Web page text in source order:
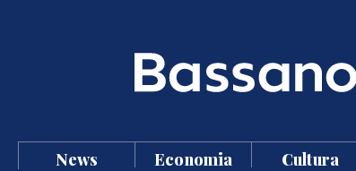
News Economia Cultura